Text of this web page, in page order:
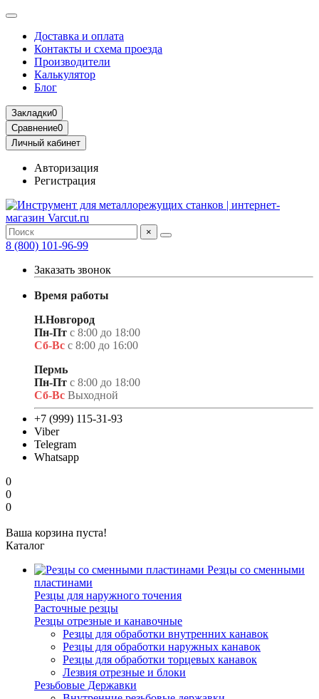
Доставка и оплата
Контакты и схема проезда
Производители
Калькулятор
Блог
Закладки0
Сравнение0
Личный кабинет
Авторизация
Регистрация
×
8 (800) 101-96-99
Заказать звонок
Время работы
Н.Новгород
Пн-Пт с 8:00 до 18:00
Сб-Вс с 8:00 до 16:00
Пермь
Пн-Пт с 8:00 до 18:00
Сб-Вс Выходной
+7 (999) 115-31-93
Viber
Telegram
Whatsapp
0
0
0
Ваша корзина пуста!
Каталог
Резцы со сменными
пластинами
Резцы для наружного точения
Расточные резцы
Резцы отрезные и канавочные
Резцы для обработки внутренних канавок
Резцы для обработки наружных канавок
Резцы для обработки торцевых канавок
Лезвия отрезные и блоки
Резьбовые Державки